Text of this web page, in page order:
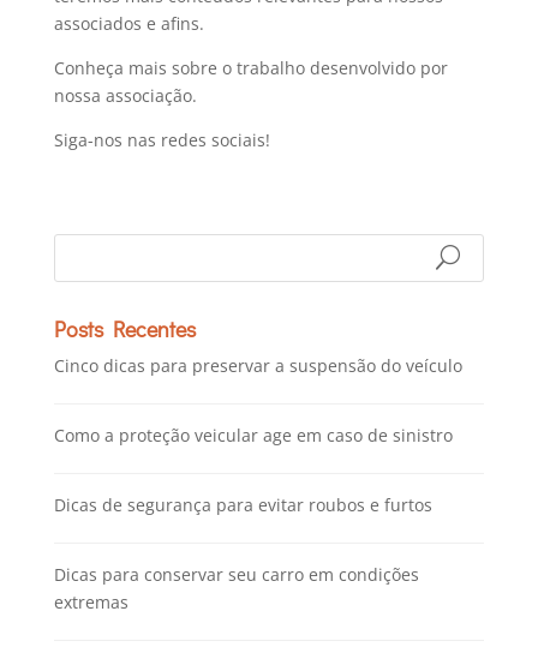
associados e afins.
Conheça mais sobre o trabalho desenvolvido por
nossa associação.
Siga-nos nas redes sociais!
Posts Recentes
Cinco dicas para preservar a suspensão do veículo
Como a proteção veicular age em caso de sinistro
Dicas de segurança para evitar roubos e furtos
Dicas para conservar seu carro em condições
extremas